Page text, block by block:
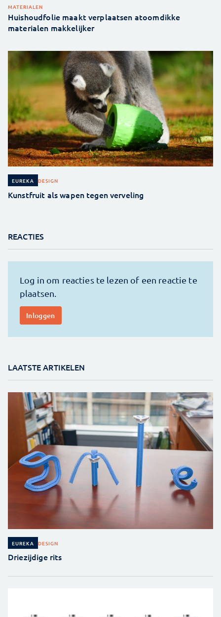
MATERIALEN
Huishoudfolie maakt verplaatsen atoomdikke
materialen makkelijker
EUREKA DESIGN
Kunstfruit als wapen tegen verveling
REACTIES
LAATSTE ARTIKELEN
EUREKA DESIGN
Driezijdige rits